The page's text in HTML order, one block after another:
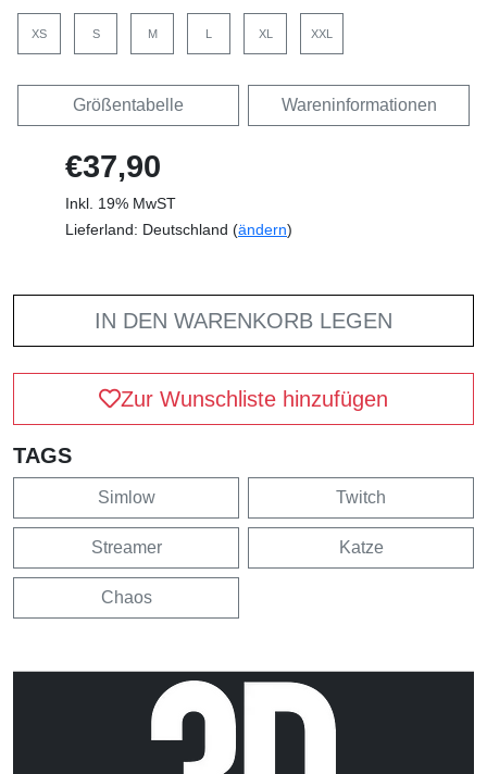
XS S M L XL XXL
Größentabelle Wareninformationen
€37,90
Inkl. 19% MwST
Lieferland: Deutschland (ändern)
IN DEN WARENKORB LEGEN
Zur Wunschliste hinzufügen
TAGS
Simlow Twitch
Streamer Katze
Chaos